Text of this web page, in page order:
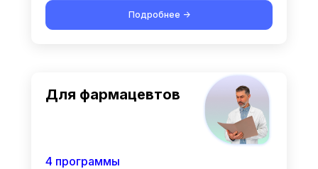
Подробнее ->
Для фармацевтов
4 программы